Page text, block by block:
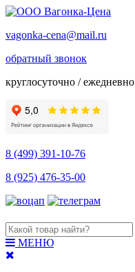
vagonka-cena@mail.ru
обратный звонок
круглосуточно / ежедневно
8 (499) 391-10-76
8 (925) 476-35-00
МЕНЮ